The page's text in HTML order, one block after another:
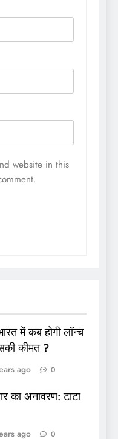
website in this
में कब होगी लॉन्च
कीमत ?
ago 0
का अनावरण: टाटा
ago 0